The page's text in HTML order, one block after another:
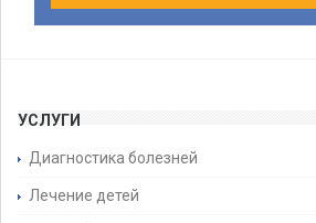
УСЛУГИ
Диагностика болезней
Лечение детей